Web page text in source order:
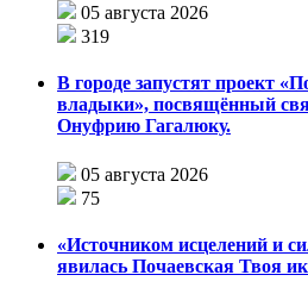
05 августа 2026
319
В городе запустят проект
владыки», посвящённый
Онуфрию Гагалюку.
05 августа 2026
75
«Источником исцелений и
явилась Почаевская Твоя